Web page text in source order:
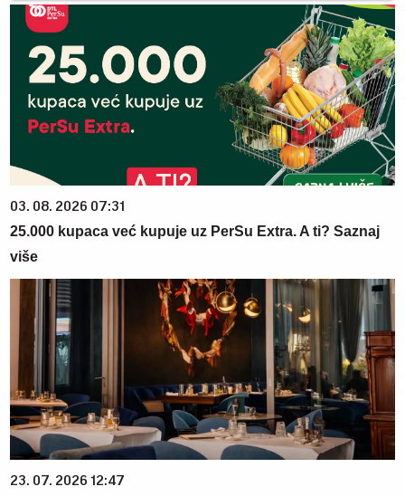
03. 08. 2026 07:31
25.000 kupaca već kupuje uz PerSu Extra. A ti? Saznaj
više
23. 07. 2026 12:47